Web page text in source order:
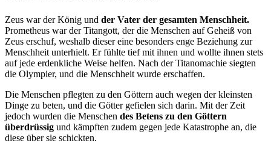
Zeus war der König und der Vater der gesamten Menschheit.
Prometheus war der Titangott, der die Menschen auf Geheiß von
Zeus erschuf, weshalb dieser eine besonders enge Beziehung zur
Menschheit unterhielt. Er fühlte tief mit ihnen und wollte ihnen stets
auf jede erdenkliche Weise helfen. Nach der Titanomachie siegten
die Olympier, und die Menschheit wurde erschaffen.
Die Menschen pflegten zu den Göttern auch wegen der kleinsten
Dinge zu beten, und die Götter gefielen sich darin. Mit der Zeit
jedoch wurden die Menschen des Betens zu den Göttern
überdrüssig und kämpften zudem gegen jede Katastrophe an, die
diese über sie schickten.